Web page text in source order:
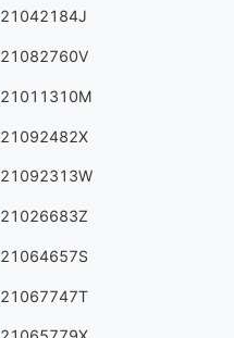
21042184J
21082760V
21011310M
21092482X
21092313W
21026683Z
21064657S
21067747T